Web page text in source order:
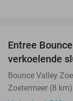
Entree
verkoelende
Bounce Valley
Zoetermeer (8 km)